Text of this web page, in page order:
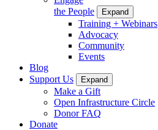
the People
Expand
Training + Webinars
Advocacy
Community
Events
Blog
Support Us
Expand
Make a Gift
Open Infrastructure Circle
Donor FAQ
Donate